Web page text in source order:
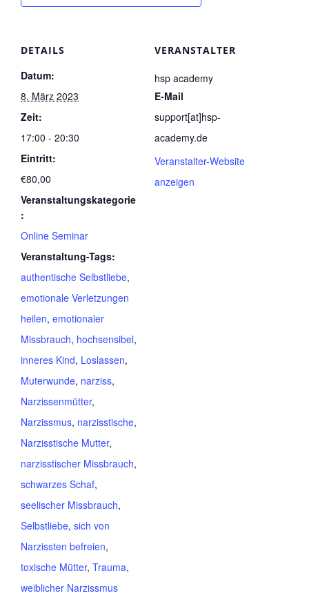
DETAILS
Datum:
8. März 2023
Zeit:
17:00 - 20:30
Eintritt:
€80,00
Veranstaltungskategorie
:
Online Seminar
Veranstaltung-Tags:
authentische Selbstliebe,
emotionale Verletzungen
heilen, emotionaler
Missbrauch, hochsensibel,
inneres Kind, Loslassen,
Muterwunde, narziss,
Narzissenmütter,
Narzissmus, narzisstische,
Narzisstische Mutter,
narzisstischer Missbrauch,
schwarzes Schaf,
seelischer Missbrauch,
Selbstliebe, sich von
Narzissten befreien,
toxische Mütter, Trauma,
weiblicher Narzissmus
VERANSTALTER
hsp academy
E-Mail
support[at]hsp-
academy.de
Veranstalter-Website
anzeigen